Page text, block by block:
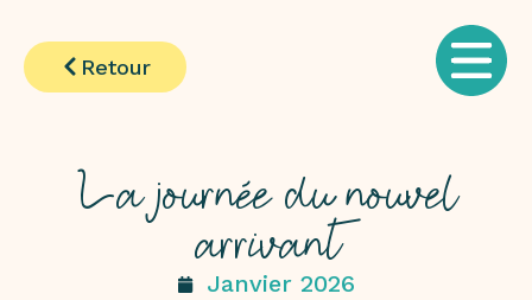
Retour
La journée du nouvel
arrivant
Janvier 2026